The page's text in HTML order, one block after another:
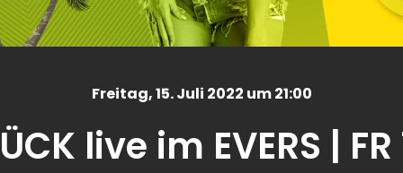
Freitag, 15. Juli 2022 um 21:00
live im EVERS |